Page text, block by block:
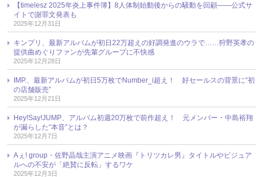
【timelesz 2025年炎上事件簿】8人体制始動後からの騒動を回顧――公式サ
イトで謝罪文発表も
2025年12月31日
キンプリ、最新アルバムが初日22万超えの好調発進のウラで……狩野英孝の
提供曲めぐりファンが先輩グループに不快感
2025年12月28日
IMP.、最新アルバムが初日5万枚でNumber_i超え！ 好セールスの背景に“初
の店舗販売”
2025年12月21日
Hey!Say!JUMP、アルバム初週20万枚で前作超え！ 元メンバー・中島裕翔
が漏らした“本音”とは？
2025年12月7日
Aぇ! group・佐野晶哉主演アニメ映画『トリツカレ男』タイトルやビジュア
ルへの不安が「絶賛に反転」するワケ
2025年12月3日